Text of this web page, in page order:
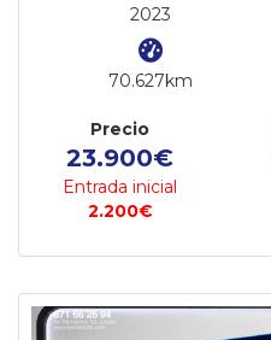
2023
70.627km
Precio
23.900€
Entrada inicial
2.200€